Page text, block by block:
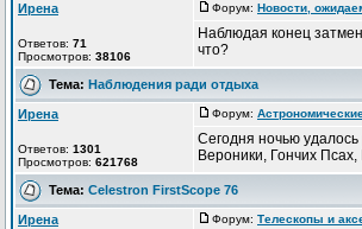
Ирена
Ответов: 71
Просмотров: 38106
Форум: Новости,
Наблюдая конец
что?
Тема: Наблюдения ради отдыха
Ирена
Ответов: 1301
Просмотров: 621768
Форум:
Сегодня ночью
Вероники, Гончих
Тема: Celestron FirstScope 76
Ирена Форум: Телескопы и